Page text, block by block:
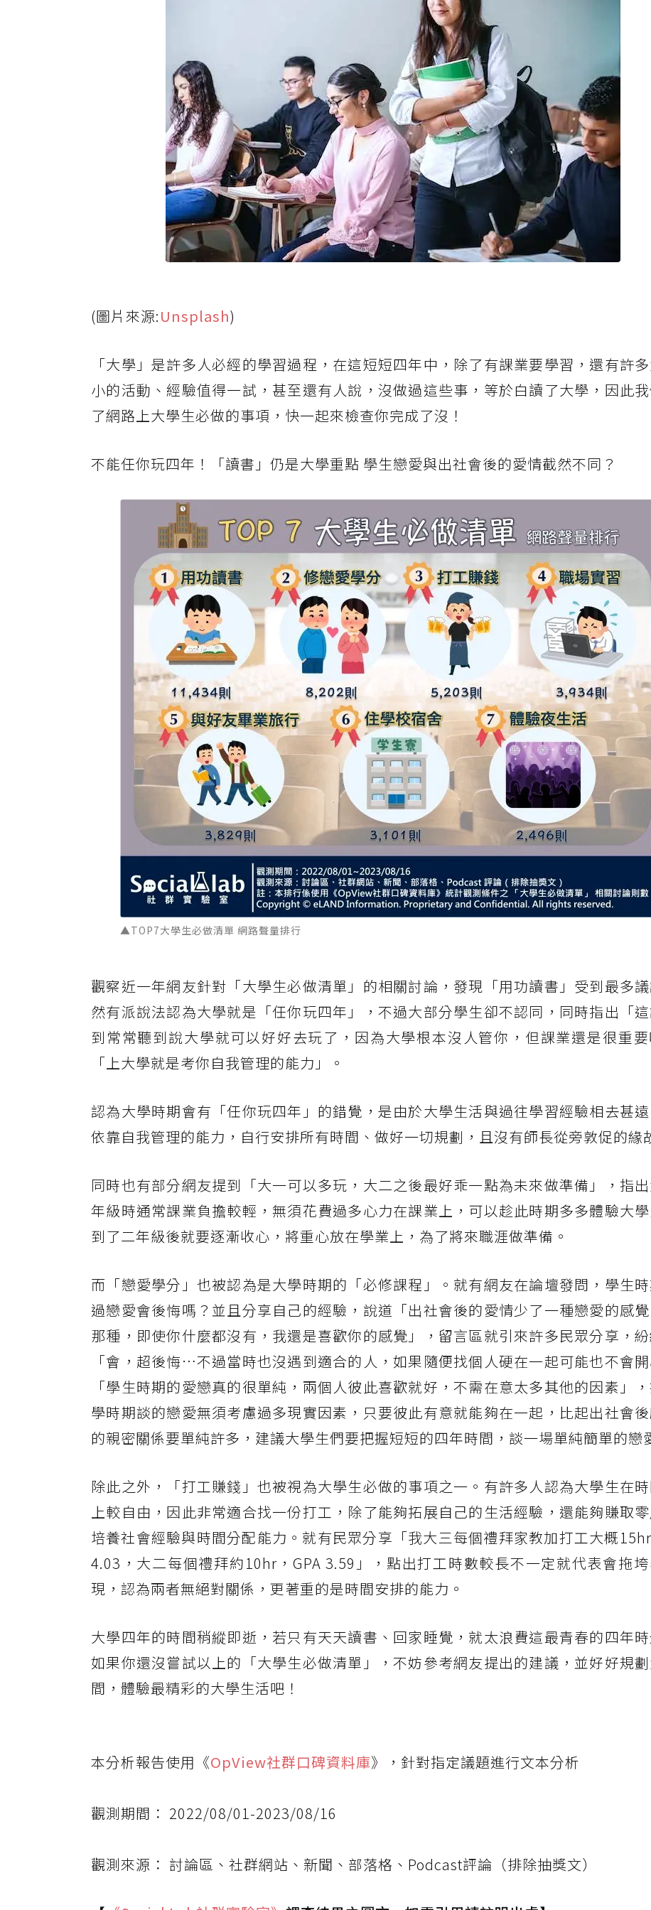
(圖片來源:Unsplash)
「大學」是許多人必經的學習過程，在這短短四年中，除了有課業要學習，還有許
小的活動、經驗值得一試，甚至還有人說，沒做過這些事，等於白讀了大學，因此
了網路上大學生必做的事項，快一起來檢查你完成了沒！
不能任你玩四年！「讀書」仍是大學重點 學生戀愛與出社會後的愛情截然不同？
▲TOP7大學生必做清單 網路聲量排行
觀察近一年網友針對「大學生必做清單」的相關討論，發現「用功讀書」受到最多
然有派說法認為大學就是「任你玩四年」，不過大部分學生卻不認同，同時指出「
到常常聽到說大學就可以好好去玩了，因為大學根本沒人管你，但課業還是很重要
「上大學就是考你自我管理的能力」。
認為大學時期會有「任你玩四年」的錯覺，是由於大學生活與過往學習經驗相去甚
依靠自我管理的能力，自行安排所有時間、做好一切規劃，且沒有師長從旁敦促的緣
同時也有部分網友提到「大一可以多玩，大二之後最好乖一點為未來做準備」，指
年級時通常課業負擔較輕，無須花費過多心力在課業上，可以趁此時期多多體驗大學
到了二年級後就要逐漸收心，將重心放在學業上，為了將來職涯做準備。
而「戀愛學分」也被認為是大學時期的「必修課程」。就有網友在論壇發問，學生
過戀愛會後悔嗎？並且分享自己的經驗，說道「出社會後的愛情少了一種戀愛的感
那種，即使你什麼都沒有，我還是喜歡你的感覺」，留言區就引來許多民眾分享，
「會，超後悔…不過當時也沒遇到適合的人，如果隨便找個人硬在一起可能也不會開
「學生時期的愛戀真的很單純，兩個人彼此喜歡就好，不需在意太多其他的因素」
學時期談的戀愛無須考慮過多現實因素，只要彼此有意就能夠在一起，比起出社會
的親密關係要單純許多，建議大學生們要把握短短的四年時間，談一場單純簡單的戀
除此之外，「打工賺錢」也被視為大學生必做的事項之一。有許多人認為大學生在
上較自由，因此非常適合找一份打工，除了能夠拓展自己的生活經驗，還能夠賺取零
培養社會經驗與時間分配能力。就有民眾分享「我大三每個禮拜家教加打工大概
4.03，大二每個禮拜約10hr，GPA 3.59」，點出打工時數較長不一定就代表會拖
現，認為兩者無絕對關係，更著重的是時間安排的能力。
大學四年的時間稍縱即逝，若只有天天讀書、回家睡覺，就太浪費這最青春的四年時
如果你還沒嘗試以上的「大學生必做清單」，不妨參考網友提出的建議，並好好規
間，體驗最精彩的大學生活吧！
本分析報告使用《OpView社群口碑資料庫》，針對指定議題進行文本分析
觀測期間： 2022/08/01-2023/08/16
觀測來源： 討論區、社群網站、新聞、部落格、Podcast評論（排除抽獎文）